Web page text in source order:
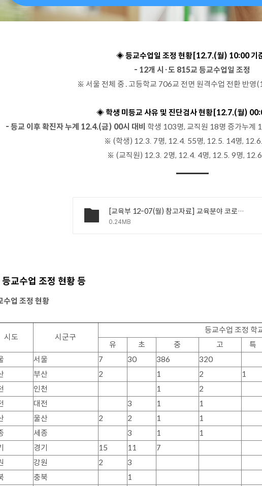
◈ 등교수업일 조정 현황 [12.7.(월) 10:00 기
- 12개 시·도 815교 등교수업일 조정
※ 서울 전체 중․고등학교 706교 전면 원격수업 전환 반
◈ 학생 미등교 사유 및 진단검사 현황[12.7.(월)
- 등교 이후 확진자 누계 12.4.(금) 00시 대비 학생 103명, 교직원 18명 증가누계
※ (학생) 12.3. 7명, 12.4. 55명, 12.5. 14명,
※ (교직원) 12.3. 2명, 12.4. 4명, 12.5. 9명,
[교육부 12-07(월) 참고자료] 교육분야 코로나19 대응 현황 자료(12.7.).pdf
0.24MB
등교수업 조정 현황 등
수업 조정 현황
시도 시군구
등교수업 조정 학
유
초 중 고 특
서울 7 30 386 320
부산 2 1 2 1
인천 1 2
대전 3 1 1
울산 2 2 1 1
세종 3 1 1
경기 15 11 7
강원 2 3
충북 1